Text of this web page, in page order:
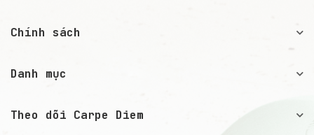
Chính sách
Danh mục
Theo dõi Carpe Diem